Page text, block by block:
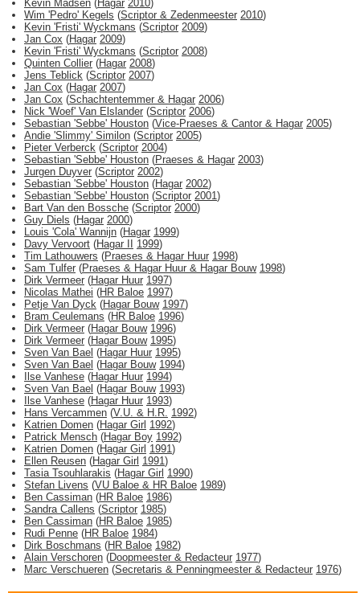
Kevin Madsen (Hagar 2010)
Wim 'Pedro' Kegels (Scriptor & Zedenmeester 2010)
Kevin 'Fristi' Wyckmans (Scriptor 2009)
Jan Cox (Hagar 2009)
Kevin 'Fristi' Wyckmans (Scriptor 2008)
Quinten Collier (Hagar 2008)
Jens Teblick (Scriptor 2007)
Jan Cox (Hagar 2007)
Jan Cox (Schachtentemmer & Hagar 2006)
Nick 'Woef' Van Elslander (Scriptor 2006)
Sebastian 'Sebbe' Houston (Vice-Praeses & Cantor & Hagar 2005)
Andie 'Slimmy' Similon (Scriptor 2005)
Pieter Verberck (Scriptor 2004)
Sebastian 'Sebbe' Houston (Praeses & Hagar 2003)
Jurgen Duyver (Scriptor 2002)
Sebastian 'Sebbe' Houston (Hagar 2002)
Sebastian 'Sebbe' Houston (Scriptor 2001)
Bart Van den Bossche (Scriptor 2000)
Guy Diels (Hagar 2000)
Louis 'Cola' Wannijn (Hagar 1999)
Davy Vervoort (Hagar II 1999)
Tim Lathouwers (Praeses & Hagar Huur 1998)
Sam Tulfer (Praeses & Hagar Huur & Hagar Bouw 1998)
Dirk Vermeer (Hagar Huur 1997)
Nicolas Mathei (HR Baloe 1997)
Petje Van Dyck (Hagar Bouw 1997)
Bram Ceulemans (HR Baloe 1996)
Dirk Vermeer (Hagar Bouw 1996)
Dirk Vermeer (Hagar Bouw 1995)
Sven Van Bael (Hagar Huur 1995)
Sven Van Bael (Hagar Bouw 1994)
Ilse Vanhese (Hagar Huur 1994)
Sven Van Bael (Hagar Bouw 1993)
Ilse Vanhese (Hagar Huur 1993)
Hans Vercammen (V.U. & H.R. 1992)
Katrien Domen (Hagar Girl 1992)
Patrick Mensch (Hagar Boy 1992)
Katrien Domen (Hagar Girl 1991)
Ellen Reusen (Hagar Girl 1991)
Tasia Tsouhlarakis (Hagar Girl 1990)
Stefan Livens (VU Baloe & HR Baloe 1989)
Ben Cassiman (HR Baloe 1986)
Sandra Callens (Scriptor 1985)
Ben Cassiman (HR Baloe 1985)
Rudi Penne (HR Baloe 1984)
Dirk Boschmans (HR Baloe 1982)
Alain Verschoren (Doopmeester & Redacteur 1977)
Marc Verschueren (Secretaris & Penningmeester & Redacteur 1976)